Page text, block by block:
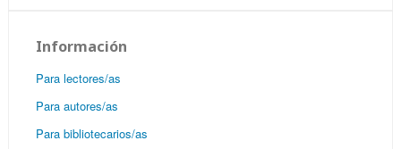
Información
Para lectores/as
Para autores/as
Para bibliotecarios/as